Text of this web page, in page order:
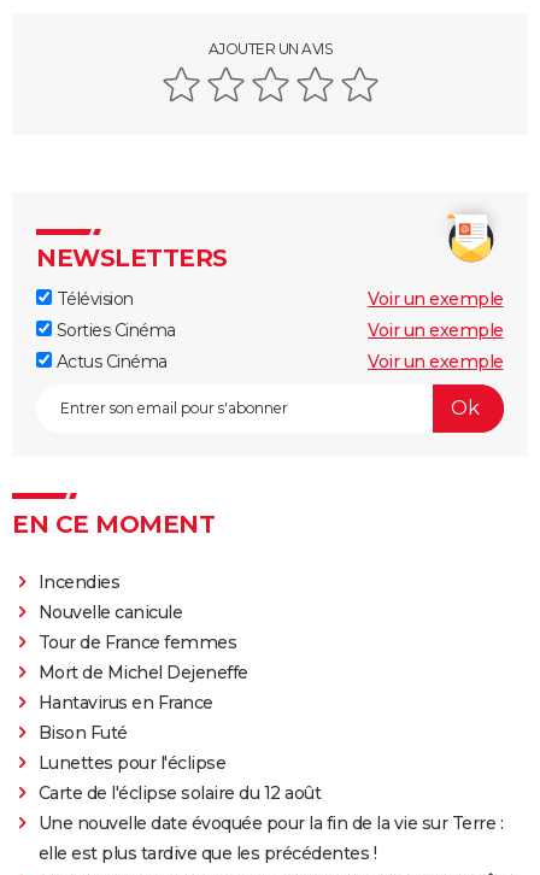
AJOUTER UN AVIS
NEWSLETTERS
Télévision
Voir un exemple
Sorties Cinéma
Voir un exemple
Actus Cinéma
Voir un exemple
EN CE MOMENT
Incendies
Nouvelle canicule
Tour de France femmes
Mort de Michel Dejeneffe
Hantavirus en France
Bison Futé
Lunettes pour l'éclipse
Carte de l'éclipse solaire du 12 août
Une nouvelle date évoquée pour la fin de la vie sur Terre :
elle est plus tardive que les précédentes !